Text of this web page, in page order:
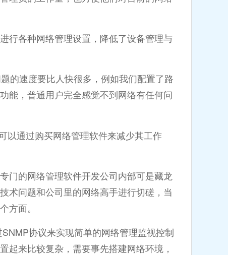
行各种网络管理设置，降低了设备管理与
度要比人快很多，例如我们配置了路
能，普通用户完全感觉不到网络有任何问
过购买网络管理软件来减少其工作
门的网络管理软件开发公司内部可是藏龙
术问题和公司里的网络高手进行切磋，当
方面。
协议来实现简单的网络管理监视控制
起来比较复杂，需要事先搭建网络环境，